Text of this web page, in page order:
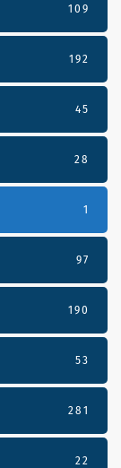
109
192
45
28
1
97
190
53
281
22